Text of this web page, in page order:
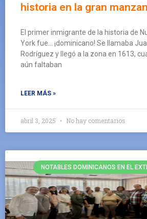
historia en la gran
El primer inmigrante de la historia de
York fue… ¡dominicano! Se llamaba
Rodríguez y llegó a la zona en 1613,
aún faltaban
LEER MÁS »
abril 3, 2025 No hay comentarios
NOTABLES DOMINICANOS EN EL